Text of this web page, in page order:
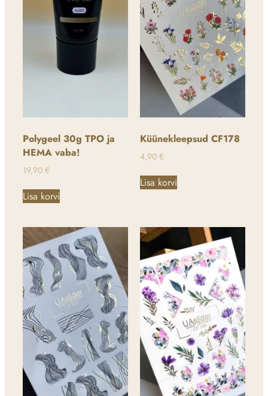
Polygeel 30g TPO ja
HEMA vaba!
19,90 €
Lisa korvi
Küünekleepsud CF178
4,90 €
Lisa korvi